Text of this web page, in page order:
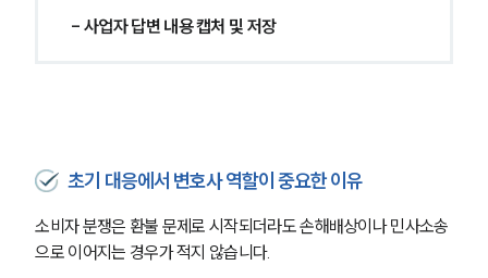
- 사업자 답변 내용 캡처 및 저장
초기 대응에서 변호사 역할이 중요한 이유
소비자 분쟁은 환불 문제로 시작되더라도 손해배상이나 민사소송
으로 이어지는 경우가 적지 않습니다.